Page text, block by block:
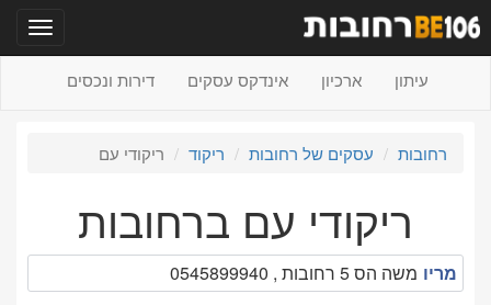
עיתון ארכיון אינדקס עסקים דירות ונכסים
רחובות עסקים של רחובות ריקוד ריקודי עם
ריקודי עם ברחובות
מריו משה הס 5 רחובות , 0545899940